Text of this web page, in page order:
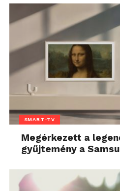
SMART-TV
Megérkezett a
gyűjtemény a